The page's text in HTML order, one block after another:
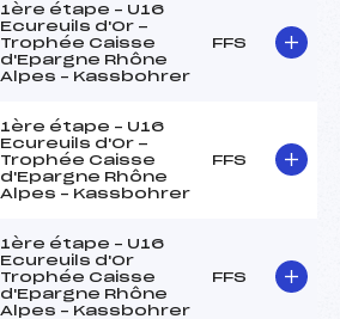
1ère étape – U16
Ecureuils d'Or -
Trophée Caisse
d'Epargne Rhône
Alpes – Kassbohrer
FFS
1ère étape – U16
Ecureuils d'Or -
Trophée Caisse
d'Epargne Rhône
Alpes – Kassbohrer
FFS
1ère étape – U16
Ecureuils d'Or
Trophée Caisse
d'Epargne Rhône
Alpes – Kassbohrer
FFS